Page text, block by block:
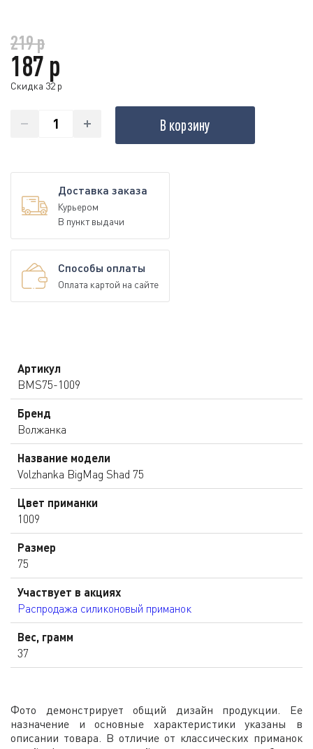
219 р
187 р
Скидка 32 р
В корзину
Доставка заказа
Курьером
В пункт выдачи
Способы оплаты
Оплата картой на сайте
Артикул
BMS75-1009
Бренд
Волжанка
Название модели
Volzhanka BigMag Shad 75
Цвет приманки
1009
Размер
75
Участвует в акциях
Распродажа силиконовый приманок
Вес, грамм
37
Фото демонстрирует общий дизайн продукции. Ее
назначение и основные характеристики указаны в
описании товара. В отличие от классических приманок